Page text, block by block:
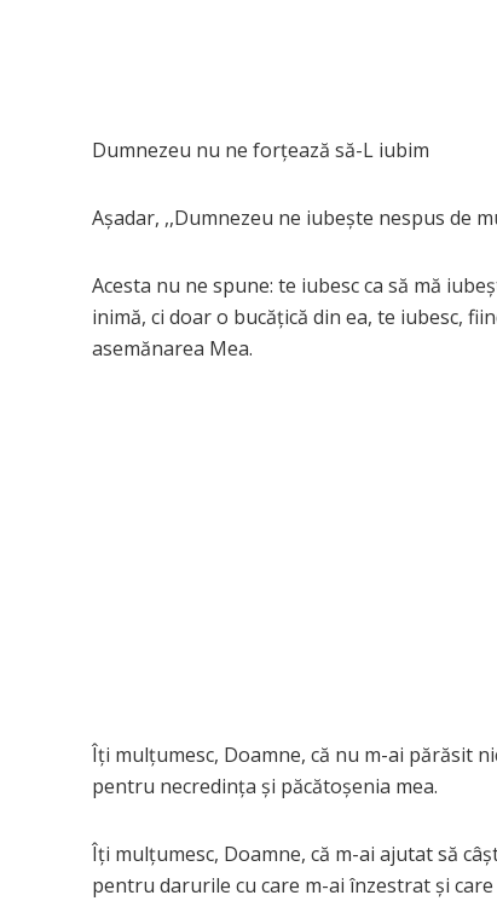
Dumnezeu nu ne forțează să-L iubim
Așadar, ,,Dumnezeu ne iubește nespus de
Acesta nu ne spune: te iubesc ca să mă
inimă, ci doar o bucățică din ea, te iubesc,
asemănarea Mea.
Îţi mulţumesc, Doamne, că nu m-ai părăsit
pentru necredinţa și păcătoșenia mea.
Îţi mulţumesc, Doamne, că m-ai ajutat să
pentru darurile cu care m-ai înzestrat şi